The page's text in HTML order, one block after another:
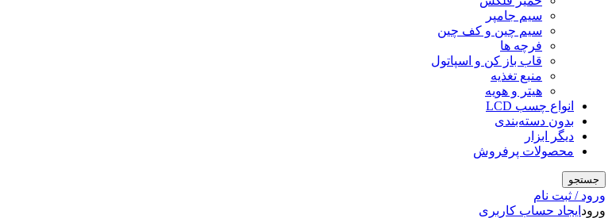
سیم جامپر
سیم چین و کف چین
فرچه ها
قاب باز کن و اسپاتول
منبع تغذیه
هیتر و هویه
انواع چسب LCD
بدون دسته‌بندی
دیگر ابزار
محصولات پرفروش
جستجو
ورود / ثبت نام
ورود ایجاد حساب کاربری